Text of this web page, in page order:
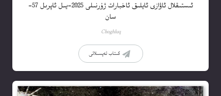
ئىستىقلال ئاۋازى ئايلىق ئاخبارات ژۇرنىلى 2025-يىل ئاپرىل 57-
سان
Choghluq
كىتاب تەپسىلاتى